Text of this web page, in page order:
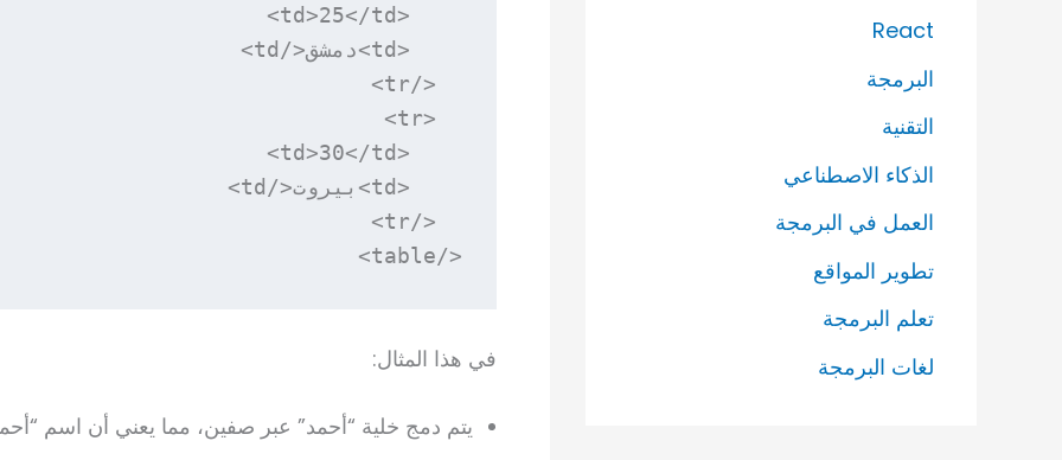
React
البرمجة
التقنية
الذكاء الاصطناعي
العمل في البرمجة
تطوير المواقع
تعلم البرمجة
لغات البرمجة
    <td>25</td>
    <td>دمشق</td>
  </tr>
  <tr>
    <td>30</td>
    <td>بيروت</td>
  </tr>
</table>
في هذا المثال:
يتم دمج خلية “أحمد” عبر صفين، مما يعني أن اسم